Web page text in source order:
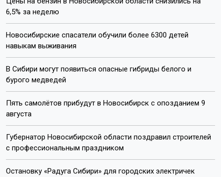
Лента новостей